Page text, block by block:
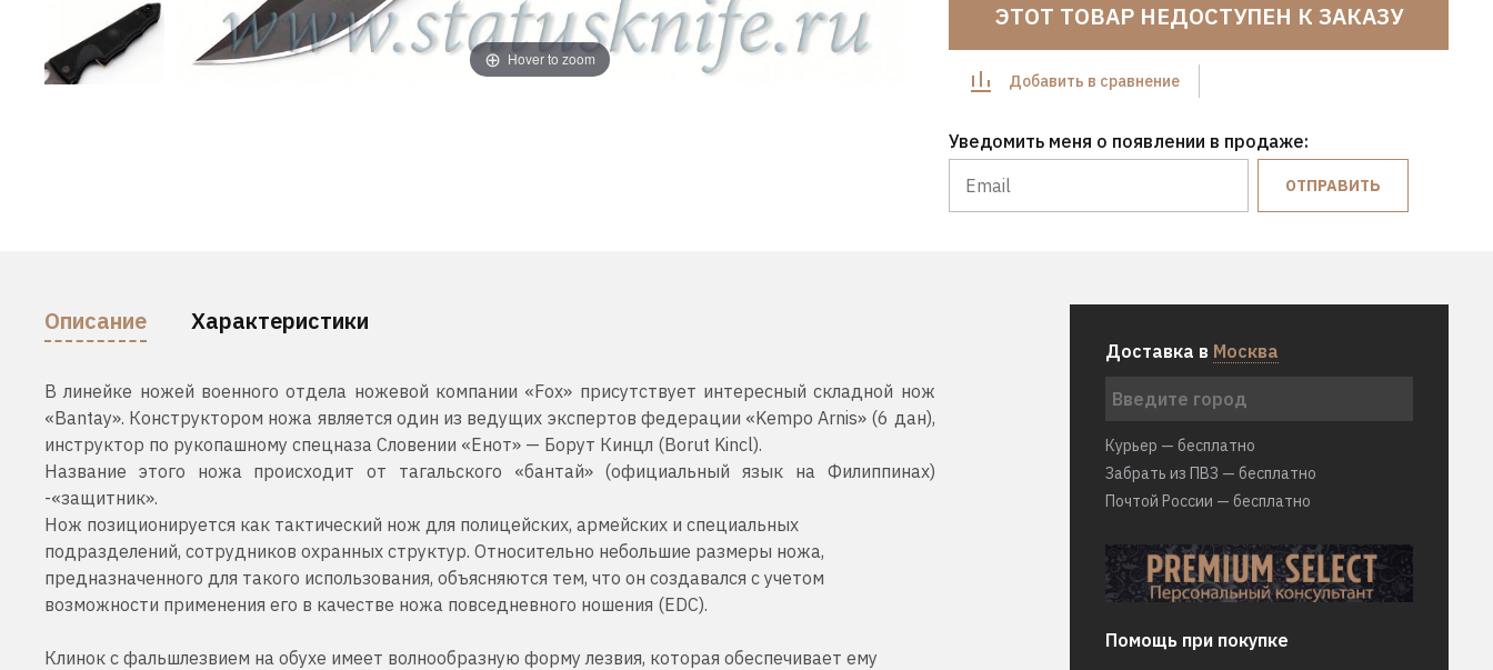
Hover to zoom
ЭТОТ ТОВАР НЕДОСТУПЕН К ЗАКАЗУ
Добавить в сравнение
Уведомить меня о появлении в продаже:
ОТПРАВИТЬ
Описание Характеристики
В линейке ножей военного отдела ножевой компании «Fox» присутствует интересный складной нож
«Bantay». Конструктором ножа является один из ведущих экспертов федерации «Kempo Arnis» (6 дан),
инструктор по рукопашному спецназа Словении «Енот» — Борут Кинцл (Borut Kincl).
Название этого ножа происходит от тагальского «бантай» (официальный язык на Филиппинах)
-«защитник».
Нож позиционируется как тактический нож для полицейских, армейских и специальных
подразделений, сотрудников охранных структур. Относительно небольшие размеры ножа,
предназначенного для такого использования, объясняются тем, что он создавался с учетом
возможности применения его в качестве ножа повседневного ношения (EDC).
Клинок с фальшлезвием на обухе имеет волнообразную форму лезвия, которая обеспечивает ему
Доставка в Москва
Курьер — бесплатно
Забрать из ПВЗ — бесплатно
Почтой России — бесплатно
Помощь при покупке